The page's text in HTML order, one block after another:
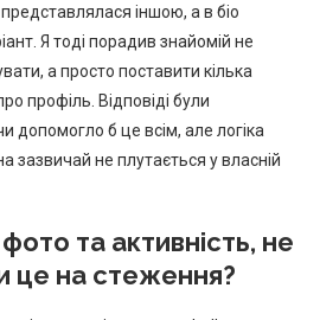
іншою, а в біо
Я тоді порадив знайомій не
а просто поставити кілька
профіль. Відповіді були
допомогло б це всім, але логіка
зазвичай не плутається у власній
та активність, не
це на стеження?